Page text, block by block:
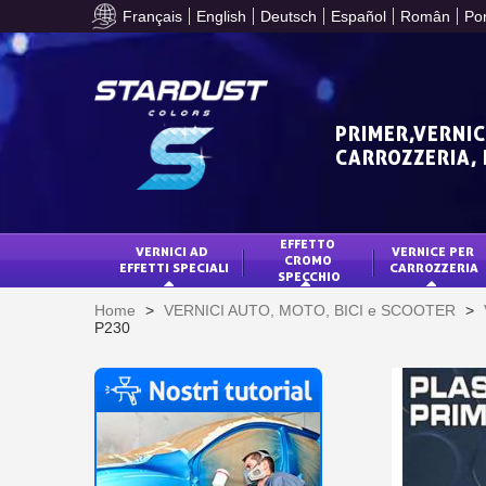
Français English Deutsch Español Român
VERNICI AD
EFFETTI SPECIALI
EFFETTO
CROMO
SPECCHIO
VERNICE PER
CARROZZERIA
Home > VERNICI AUTO, MOTO, BICI e SCOOTER >
P230